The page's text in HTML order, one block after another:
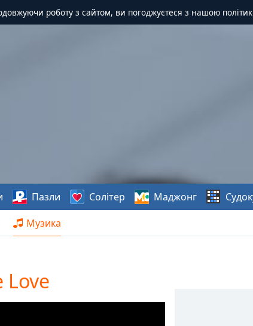
роботу з сайтом, ви погоджуєтеся з нашою
Музика
Пазли Солітер Маджонг
Love